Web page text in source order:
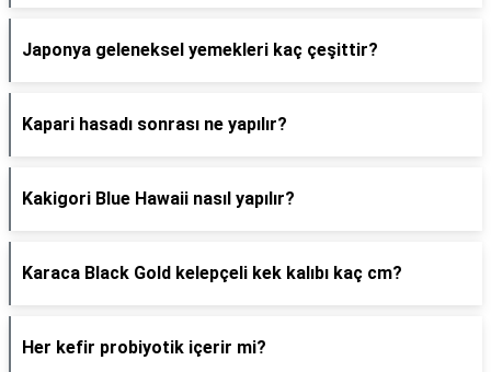
Japonya geleneksel yemekleri kaç çeşittir?
Kapari hasadı sonrası ne yapılır?
Kakigori Blue Hawaii nasıl yapılır?
Karaca Black Gold kelepçeli kek kalıbı kaç cm?
Her kefir probiyotik içerir mi?